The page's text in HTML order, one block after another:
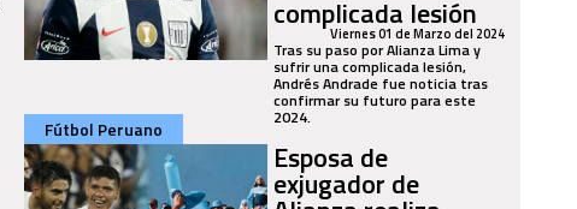
complicada lesión
Viernes 01 de Marzo del 2024
Tras su paso por Alianza Lima y
sufrir una complicada lesión,
Andrés Andrade fue noticia tras
confirmar su futuro para este
2024.
Fútbol Peruano
Esposa de
exjugador de